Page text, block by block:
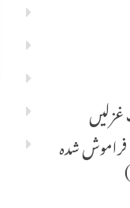
غزلیں
فراموش شدہ